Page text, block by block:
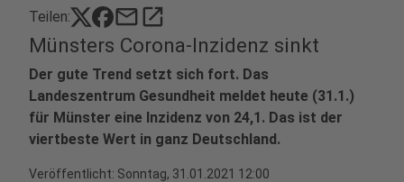
Teilen: mailopen_in_new
Münsters Corona-Inzidenz sinkt
Der gute Trend setzt sich fort. Das
Landeszentrum Gesundheit meldet heute (31.1.)
für Münster eine Inzidenz von 24,1. Das ist der
viertbeste Wert in ganz Deutschland.
Veröffentlicht: Sonntag, 31.01.2021 12:00